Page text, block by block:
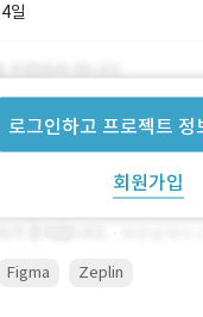
로그인하고 프로젝트 정
회원가입
일
Figma Zeplin